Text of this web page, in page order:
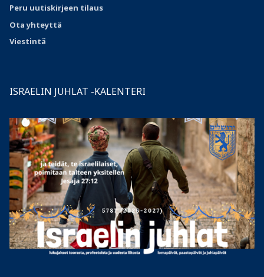
Peru uutiskirjeen tilaus
Otayhteyttä
Viestintä
ISRAELIN JUHLAT -KALENTERI